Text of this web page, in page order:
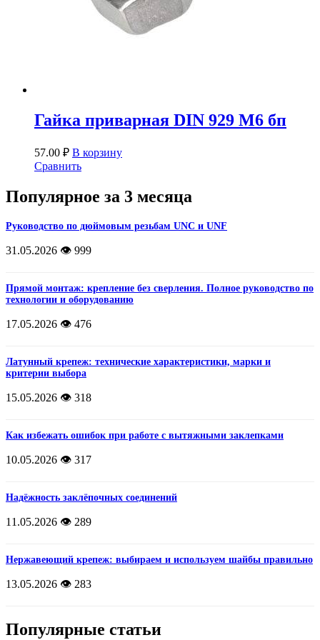
Гайка приварная DIN 929 М6 бп
57.00 ₽ В корзину
Сравнить
Популярное за 3 месяца
Руководство по дюймовым резьбам UNC и UNF
31.05.2026 👁️ 999
Прямой монтаж: крепление без сверления. Полное руководство по
технологии и оборудованию
17.05.2026 👁️ 476
Латунный крепеж: технические характеристики, марки и
критерии выбора
15.05.2026 👁️ 318
Как избежать ошибок при работе с вытяжными заклепками
10.05.2026 👁️ 317
Надёжность заклёпочных соединений
11.05.2026 👁️ 289
Нержавеющий крепеж: выбираем и используем шайбы правильно
13.05.2026 👁️ 283
Популярные статьи